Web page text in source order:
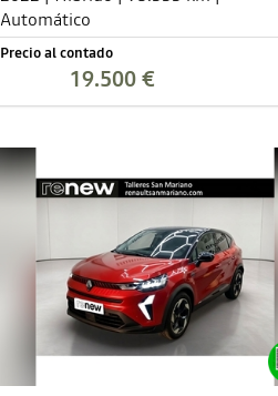
Automático
Precio al contado
19.500 €